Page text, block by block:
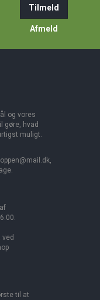
Tilmeld
Afmeld
og vores
gøre, hvad
muligt.
ved
til at